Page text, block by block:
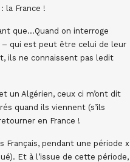
la France !
que…Quand on interroge
– qui est peut être celui de leur
ils ne connaissent pas ledit
un Algérien, ceux ci m’ont dit
quand ils viennent (s’ils
en France !
Français, pendant une période x
Et à l’issue de cette période,